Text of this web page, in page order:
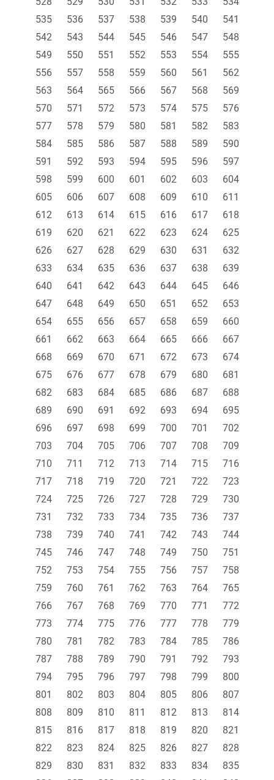
535
536 537 538 539 540
541
542
543 544 545 546 547
548
549
550 551 552 553 554
555
556
557 558 559 560 561
562
563
564 565 566 567 568
569
570
571 572 573 574 575
576
577
578 579 580 581 582
583
584
585 586 587 588 589
590
591
592 593 594 595 596
597
598
599 600 601 602 603
604
605
606 607 608 609 610
611
612
613 614 615 616 617
618
619
620 621 622 623 624
625
626
627 628 629 630 631
632
633
634 635 636 637 638
639
640
641 642 643 644 645
646
647
648 649 650 651 652
653
654
655 656 657 658 659
660
661
662 663 664 665 666
667
668
669 670 671 672 673
674
675
676 677 678 679 680
681
682
683 684 685 686 687
688
689
690 691 692 693 694
695
696
697 698 699 700 701
702
703
704 705 706 707 708
709
710
711 712 713 714 715
716
717
718 719 720 721 722
723
724
725 726 727 728 729
730
731
732 733 734 735 736
737
738
739 740 741 742 743
744
745
746 747 748 749 750
751
752
753 754 755 756 757
758
759
760 761 762 763 764
765
766
767 768 769 770 771
772
773
774 775 776 777 778
779
780
781 782 783 784 785
786
787
788 789 790 791 792
793
794
795 796 797 798 799
800
801
802 803 804 805 806
807
808
809 810 811 812 813
814
815
816 817 818 819 820
821
822
823 824 825 826 827
828
829
830 831 832 833 834
835